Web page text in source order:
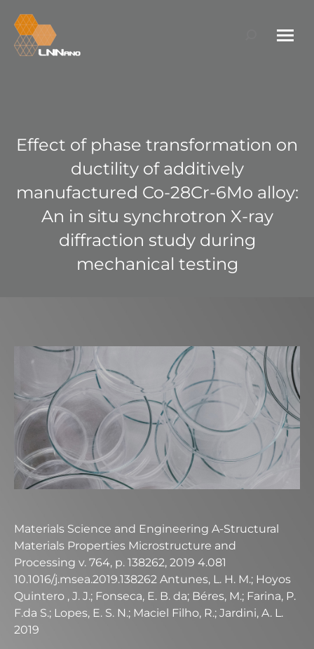
Search:
Effect of phase transformation on
ductility of additively
manufactured Co-28Cr-6Mo alloy:
An in situ synchrotron X-ray
diffraction study during
mechanical testing
Materials Science and Engineering A-Structural
Materials Properties Microstructure and
Processing v. 764, p. 138262, 2019 4.081
10.1016/j.msea.2019.138262 Antunes, L. H. M.; Hoyos
Quintero , J. J.; Fonseca, E. B. da; Béres, M.; Farina, P.
F.da S.; Lopes, E. S. N.; Maciel Filho, R.; Jardini, A. L.
2019